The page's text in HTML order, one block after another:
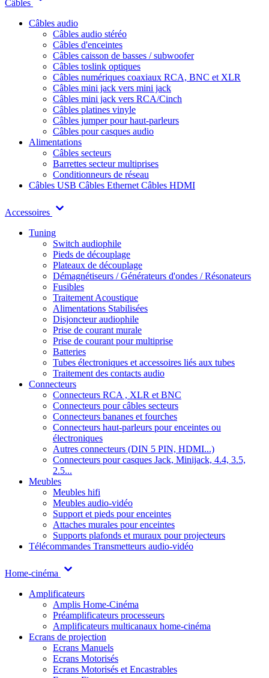
Câbles
Câbles audio
Câbles audio stéréo
Câbles d'enceintes
Câbles caisson de basses / subwoofer
Câbles toslink optiques
Câbles numériques coaxiaux RCA, BNC et XLR
Câbles mini jack vers mini jack
Câbles mini jack vers RCA/Cinch
Câbles platines vinyle
Câbles jumper pour haut-parleurs
Câbles pour casques audio
Alimentations
Câbles secteurs
Barrettes secteur multiprises
Conditionneurs de réseau
Câbles USB Câbles Ethernet Câbles HDMI
Accessoires
Tuning
Switch audiophile
Pieds de découplage
Plateaux de découplage
Démagnétiseurs / Générateurs d'ondes / Résonateurs
Fusibles
Traitement Acoustique
Alimentations Stabilisées
Disjoncteur audiophile
Prise de courant murale
Prise de courant pour multiprise
Batteries
Tubes électroniques et accessoires liés aux tubes
Traitement des contacts audio
Connecteurs
Connecteurs RCA , XLR et BNC
Connecteurs pour câbles secteurs
Connecteurs bananes et fourches
Connecteurs haut-parleurs pour enceintes ou
électroniques
Autres connecteurs (DIN 5 PIN, HDMI...)
Connecteurs pour casques Jack, Minijack, 4.4, 3.5,
2.5...
Meubles
Meubles hifi
Meubles audio-vidéo
Support et pieds pour enceintes
Attaches murales pour enceintes
Supports plafonds et muraux pour projecteurs
Télécommandes Transmetteurs audio-vidéo
Home-cinéma
Amplificateurs
Amplis Home-Cinéma
Préamplificateurs processeurs
Amplificateurs multicanaux home-cinéma
Ecrans de projection
Ecrans Manuels
Ecrans Motorisés
Ecrans Motorisés et Encastrables